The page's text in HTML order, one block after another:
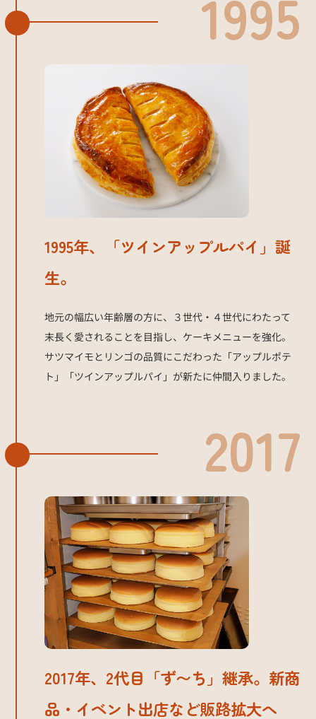
1995
1995年、「ツインアップルパイ」誕
生。
地元の幅広い年齢層の方に、３世代・４世代にわたって
末長く愛されることを目指し、ケーキメニューを強化。
サツマイモとリンゴの品質にこだわった「アップルポテ
ト」「ツインアップルパイ」が新たに仲間入りました。
2017
2017年、2代目「ず〜ち」継承。新商
品・イベント出店など販路拡大へ